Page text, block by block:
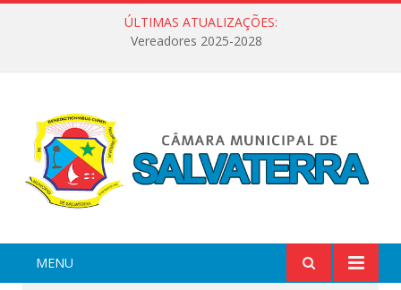
ÚLTIMAS ATUALIZAÇÕES:
Vereadores 2025-2028
MENU